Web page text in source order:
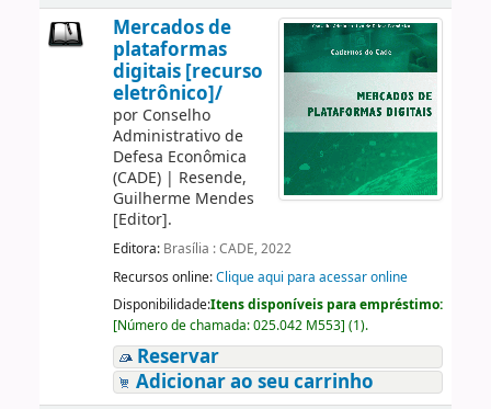
Mercados de
plataformas
digitais [recurso
eletrônico]/
por Conselho
Administrativo de
Defesa Econômica
(CADE)| Resende,
Guilherme Mendes
[Editor].
Editora: Brasília : CADE, 2022
Recursos online:Clique aqui para acessar online
Disponibilidade:Itens disponíveis para empréstimo:
[Número de chamada:025.042 M553] (1).
Reservar
Adicionar ao seu carrinho